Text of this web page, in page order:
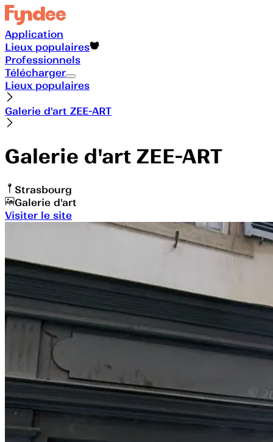
Application
Lieux populaires
Professionnels
Télécharger
Lieux populaires
Galerie d'art ZEE-ART
Galerie d'art ZEE-ART
Strasbourg
Galerie d'art
Visiter le site